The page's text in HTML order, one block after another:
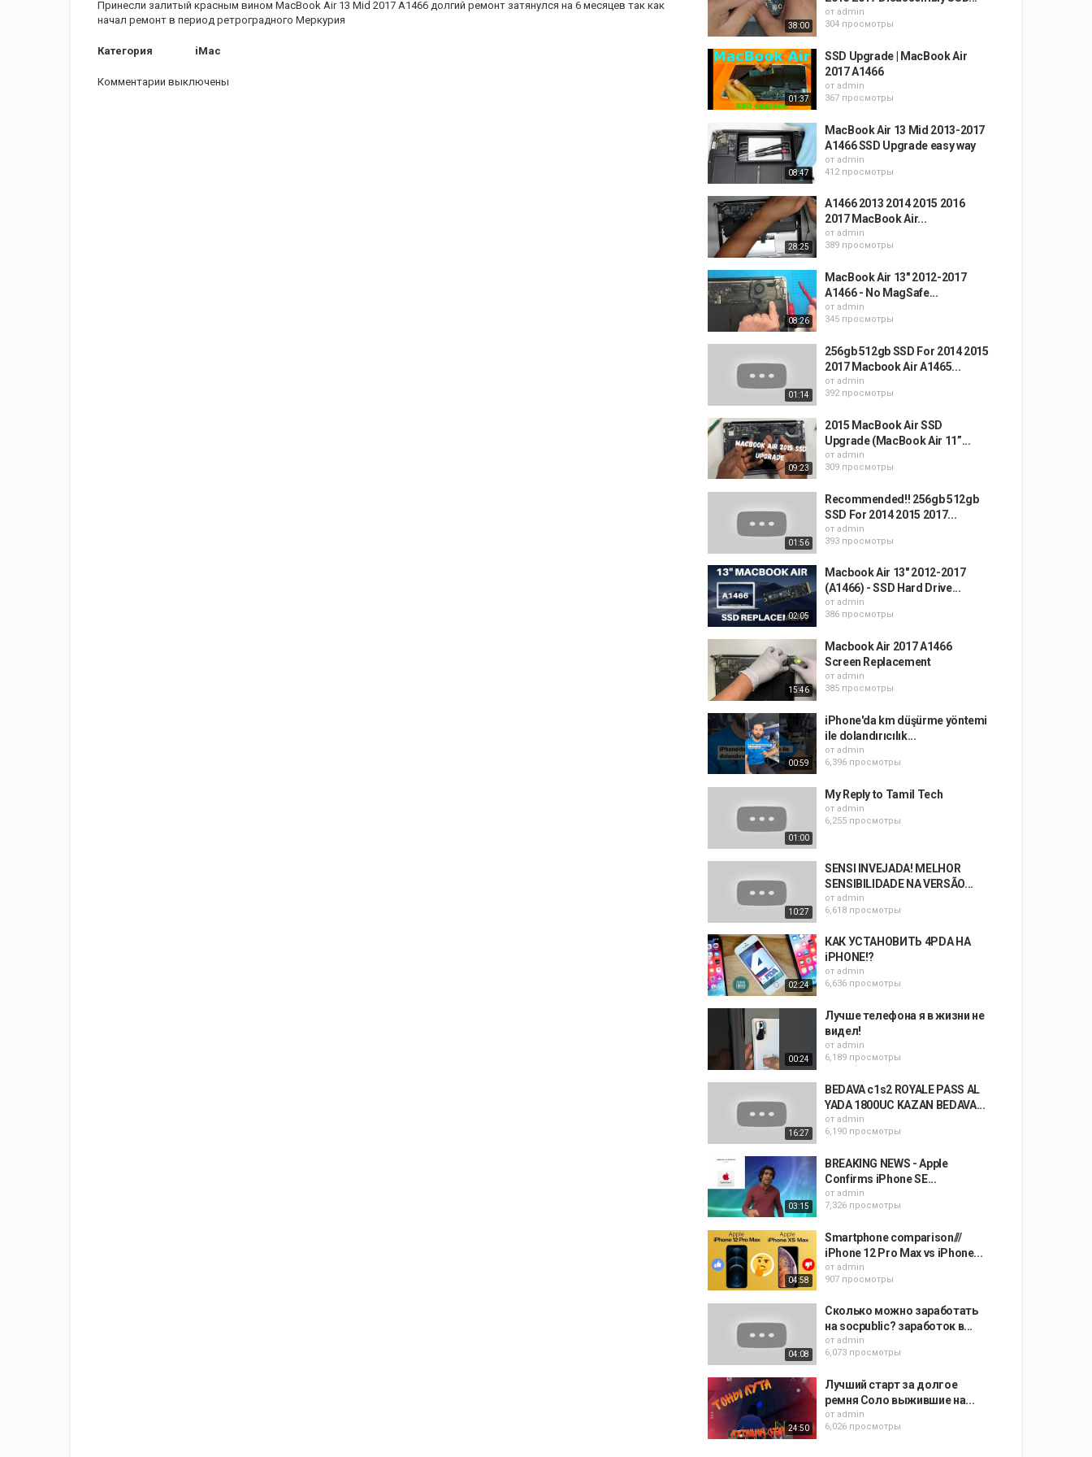
Принесли залитый красным вином MacBook Air 13 Mid 2017 A1466 долгий ремонт затянулся на 6 месяцев так как
начал ремонт в период ретроградного Меркурия
Категория iMac
Комментарии выключены
38:00
от admin
304 просмотры
01:37
SSD Upgrade | MacBook Air
2017 A1466
от admin
367 просмотры
08:47
MacBook Air 13 Mid 2013-2017
A1466 SSD Upgrade easy way
от admin
412 просмотры
28:25
A1466 2013 2014 2015 2016
2017 MacBook Air...
от admin
389 просмотры
08:26
MacBook Air 13" 2012-2017
A1466 - No MagSafe...
от admin
345 просмотры
01:14
256gb 512gb SSD For 2014 2015
2017 Macbook Air A1465...
от admin
392 просмотры
09:23
2015 MacBook Air SSD
Upgrade (MacBook Air 11”...
от admin
309 просмотры
01:56
Recommended!! 256gb 512gb
SSD For 2014 2015 2017...
от admin
393 просмотры
02:05
Macbook Air 13" 2012-2017
(A1466) - SSD Hard Drive...
от admin
386 просмотры
15:46
Macbook Air 2017 A1466
Screen Replacement
от admin
385 просмотры
00:59
iPhone'da km düşürme yöntemi
ile dolandırıcılık...
от admin
6,396 просмотры
01:00
My Reply to Tamil Tech
от admin
6,255 просмотры
10:27
SENSI INVEJADA! MELHOR
SENSIBILIDADE NA VERSÃO...
от admin
6,618 просмотры
02:24
КАК УСТАНОВИТЬ 4PDA НА
iPHONE!?
от admin
6,636 просмотры
00:24
Лучше телефона я в жизни не
видел!
от admin
6,189 просмотры
16:27
BEDAVA c1s2 ROYALE PASS AL
YADA 1800UC KAZAN BEDAVA...
от admin
6,190 просмотры
03:15
BREAKING NEWS - Apple
Confirms iPhone SE...
от admin
7,326 просмотры
04:58
Smartphone comparison///
iPhone 12 Pro Max vs iPhone...
от admin
907 просмотры
04:08
Сколько можно заработать
на socpublic? заработок в...
от admin
6,073 просмотры
24:50
Лучший старт за долгое
ремня Соло выжившие на...
от admin
6,026 просмотры